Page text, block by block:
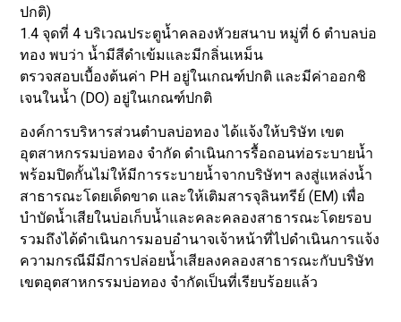
ปกติ)
1.4 จุดที่ 4 บริเวณประตูน้ำคลองหัวยสนาบ หมู่ที่ 6 ตำบลบ่อ
ทอง พบว่า น้ำมีสีดำเข้มและมีกลิ่นเหม็น
ตรวจสอบเบื้องต้นค่า PH อยู่ในเกณฑ์ปกติ และมีค่าออกชิ
เจนในน้ำ (DO) อยู่ในเกณฑ์ปกติ
องค์การบริหารส่วนตำบลบ่อทอง ได้แจ้งให้บริษัท เขต
อุตสาหกรรมบ่อทอง จำกัด ดำเนินการรื้อถอนท่อระบายน้ำ
พร้อมปิดกั้นไม่ให้มีการระบายน้ำจากบริษัทฯ ลงสู่แหล่งน้ำ
สาธารณะโดยเด็ดขาด และให้เติมสารจุลินทรีย์ (EM) เพื่อ
บำบัดน้ำเสียในบ่อเก็บน้ำและคละคลองสาธารณะโดยรอบ
รวมถึงได้ดำเนินการมอบอำนาจเจ้าหน้าที่ไปดำเนินการแจ้ง
ความกรณีมีมีการปล่อยน้ำเสียลงคลองสาธารณะกับบริษัท
เขตอุตสาหกรรมบ่อทอง จำกัดเป็นที่เรียบร้อยแล้ว